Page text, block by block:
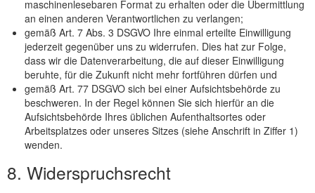
maschinenlesebaren Format zu erhalten oder die Übermittlung
an einen anderen Verantwortlichen zu verlangen;
gemäß Art. 7 Abs. 3 DSGVO Ihre einmal erteilte Einwilligung
jederzeit gegenüber uns zu widerrufen. Dies hat zur Folge,
dass wir die Datenverarbeitung, die auf dieser Einwilligung
beruhte, für die Zukunft nicht mehr fortführen dürfen und
gemäß Art. 77 DSGVO sich bei einer Aufsichtsbehörde zu
beschweren. In der Regel können Sie sich hierfür an die
Aufsichtsbehörde Ihres üblichen Aufenthaltsortes oder
Arbeitsplatzes oder unseres Sitzes (siehe Anschrift in Ziffer 1)
wenden.
8. Widerspruchsrecht